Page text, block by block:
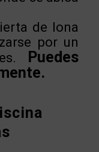
de lona
por un
Puedes